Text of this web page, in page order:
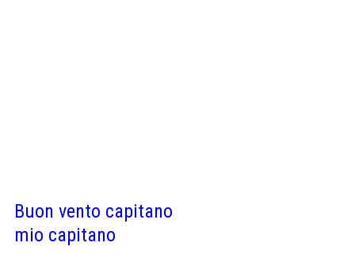
Buon vento capitano
mio capitano